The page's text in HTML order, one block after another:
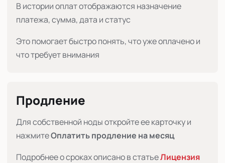
В истории оплат отображаются назначение
платежа, сумма, дата и статус
Это помогает быстро понять, что уже оплачено и
что требует внимания
Продление
Для собственной ноды откройте ее карточку и
нажмитеОплатить продление на месяц
Подробнее о сроках описано в статьеЛицензия